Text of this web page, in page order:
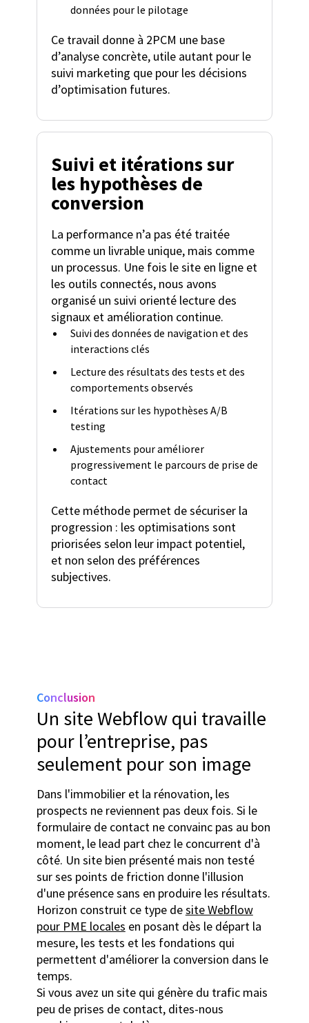
données pour le pilotage
Ce travail donne à 2PCM une base
d’analyse concrète, utile autant pour le
suivi marketing que pour les décisions
d’optimisation futures.
Suivi et itérations sur
les hypothèses de
conversion
La performance n’a pas été traitée
comme un livrable unique, mais comme
un processus. Une fois le site en ligne et
les outils connectés, nous avons
organisé un suivi orienté lecture des
signaux et amélioration continue.
Suivi des données de navigation et des
interactions clés
Lecture des résultats des tests et des
comportements observés
Itérations sur les hypothèses A/B
testing
Ajustements pour améliorer
progressivement le parcours de prise de
contact
Cette méthode permet de sécuriser la
progression : les optimisations sont
priorisées selon leur impact potentiel,
et non selon des préférences
subjectives.
Conclusion
Un site Webflow qui travaille
pour l’entreprise, pas
seulement pour son image
Dans l'immobilier et la rénovation, les
prospects ne reviennent pas deux fois. Si le
formulaire de contact ne convainc pas au bon
moment, le lead part chez le concurrent d'à
côté. Un site bien présenté mais non testé
sur ses points de friction donne l'illusion
d'une présence sans en produire les résultats.
Horizon construit ce type desite Webflow
pour PME locales en posant dès le départ la
mesure, les tests et les fondations qui
permettent d'améliorer la conversion dans le
temps.
Si vous avez un site qui génère du trafic mais
peu de prises de contact, dites-nous